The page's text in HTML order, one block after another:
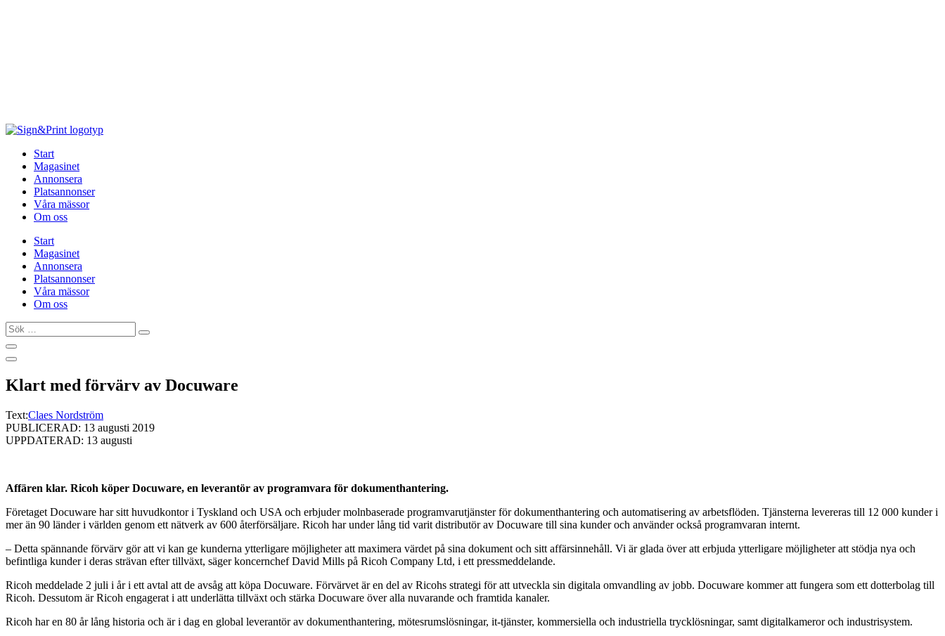
Start
Magasinet
Annonsera
Platsannonser
Våra mässor
Om oss
Start
Magasinet
Annonsera
Platsannonser
Våra mässor
Om oss
Sök
…
Klart med förvärv av Docuware
Text:Claes Nordström
PUBLICERAD: 13 augusti 2019
UPPDATERAD: 13 augusti
Affären klar. Ricoh köper Docuware, en leverantör av programvara för dokumenthantering.
Företaget Docuware har sitt huvudkontor i Tyskland och USA och erbjuder molnbaserade programvarutjänster för dokumenthantering och automatisering av arbetsflöden. Tjänsterna levereras till 12 000 kunder i
mer än 90 länder i världen genom ett nätverk av 600 återförsäljare. Ricoh har under lång tid varit distributör av Docuware till sina kunder och använder också programvaran internt.
– Detta spännande förvärv gör att vi kan ge kunderna ytterligare möjligheter att maximera värdet på sina dokument och sitt affärsinnehåll. Vi är glada över att erbjuda ytterligare möjligheter att stödja nya och
befintliga kunder i deras strävan efter tillväxt, säger koncernchef David Mills på Ricoh Company Ltd, i ett pressmeddelande.
Ricoh meddelade 2 juli i år i ett avtal att de avsåg att köpa Docuware. Förvärvet är en del av Ricohs strategi för att utveckla sin digitala omvandling av jobb. Docuware kommer att fungera som ett dotterbolag till
Ricoh. Dessutom är Ricoh engagerat i att underlätta tillväxt och stärka Docuware över alla nuvarande och framtida kanaler.
Ricoh har en 80 år lång historia och är i dag en global leverantör av dokumenthantering, mötesrumslösningar, it-tjänster, kommersiella och industriella trycklösningar, samt digitalkameror och industrisystem.